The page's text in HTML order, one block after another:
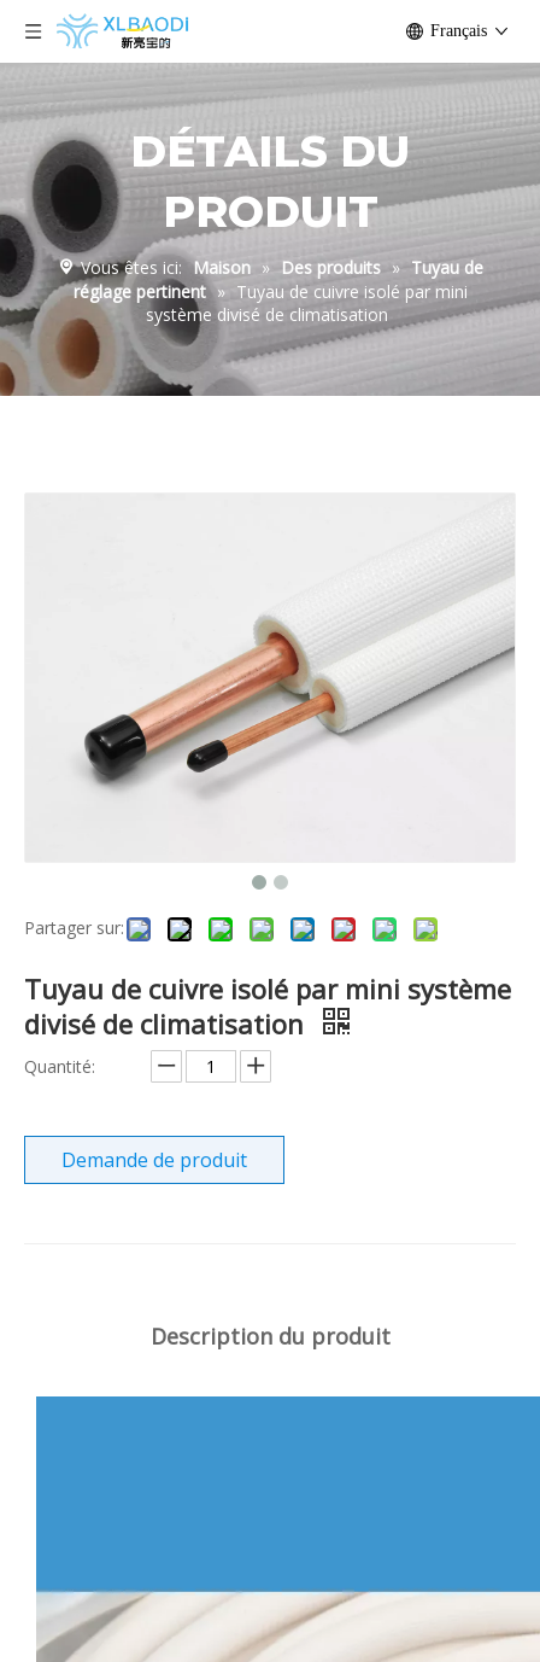
Français
DÉTAILS DU
PRODUIT
Vous êtes ici: Maison » Des produits » Tuyau de
réglage pertinent » Tuyau de cuivre isolé par mini
système divisé de climatisation
Partager sur:
Tuyau de cuivre isolé par mini système
divisé de climatisation
Quantité:
Demande de produit
Description du produit